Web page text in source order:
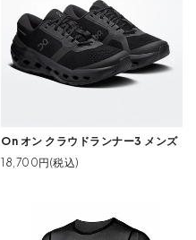
On オン クラウドランナー3 メンズ
18,700円(税込)